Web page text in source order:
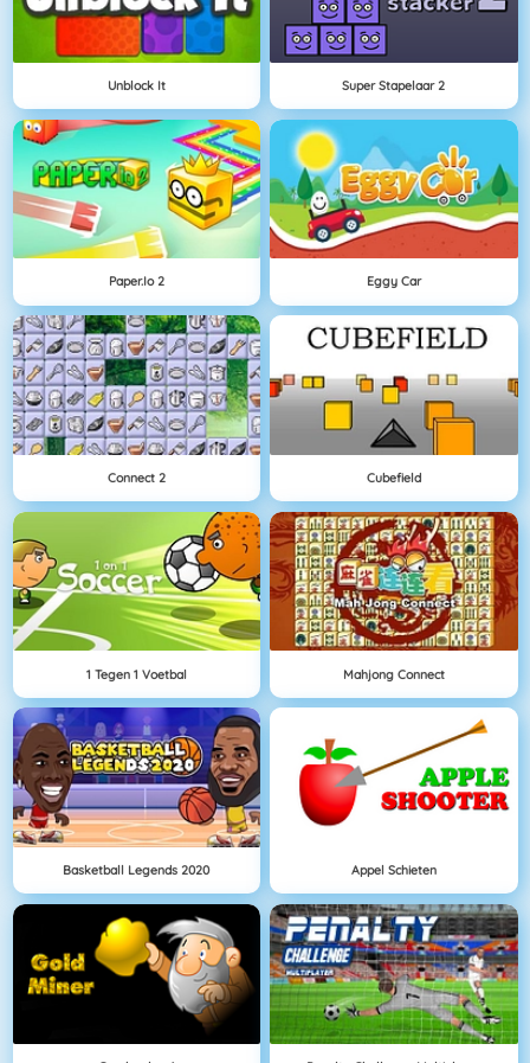
Unblock It Super Stapelaar 2
Paper.io 2 Eggy Car
Connect 2 Cubefield
1 Tegen 1 Voetbal Mahjong Connect
Basketball Legends 2020 Appel Schieten